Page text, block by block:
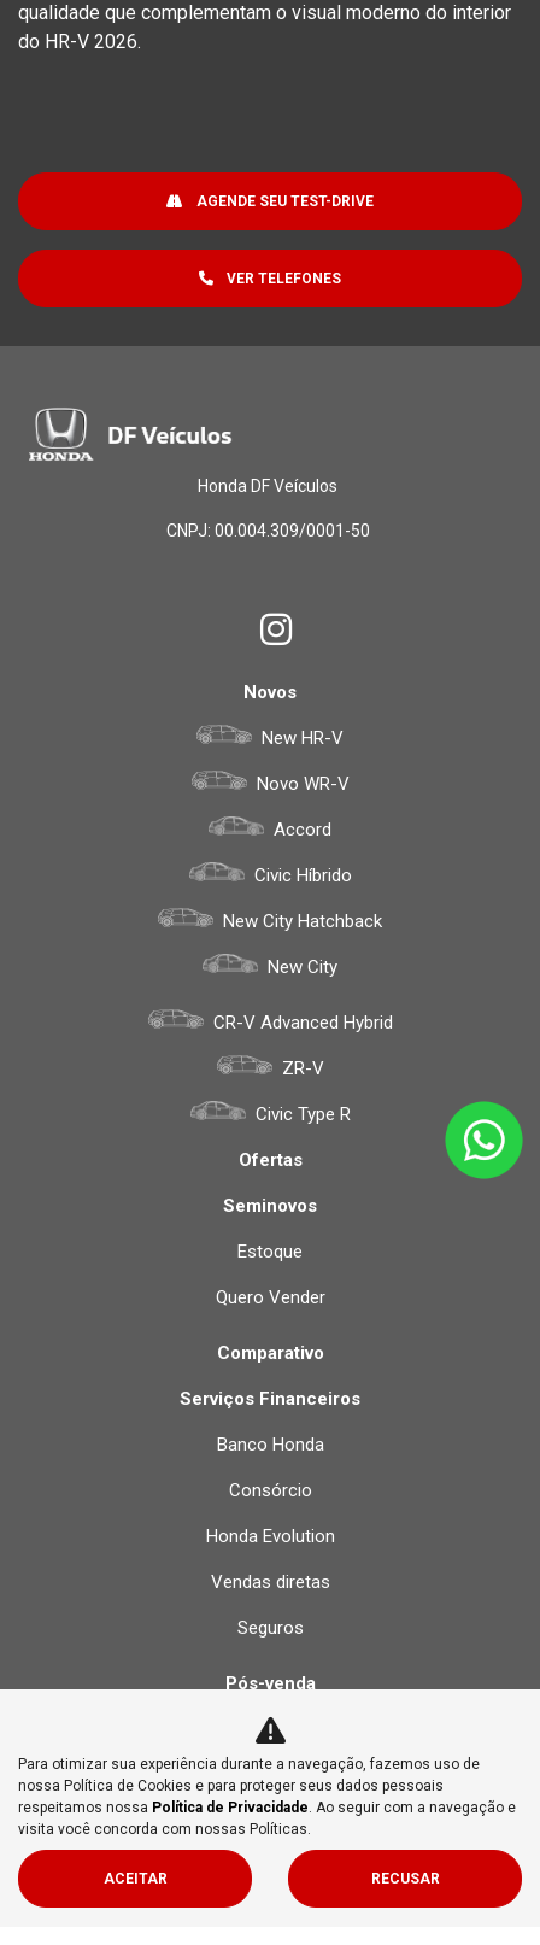
qualidade que complementam o visual moderno do interior
do HR-V 2026.
VER TELEFONES
AGENDE SEU TEST-DRIVE
Honda DF Veículos
CNPJ: 00.004.309/0001-50
Novos
New HR-V
Novo WR-V
Accord
Civic Híbrido
New City Hatchback
New City
CR-V Advanced Hybrid
ZR-V
Civic Type R
Ofertas
Seminovos
Estoque
Quero Vender
Comparativo
Serviços Financeiros
Banco Honda
Consórcio
Honda Evolution
Vendas diretas
Seguros
Pós-venda
Agendar revisão
Recall
Peças
Acessórios
Tabelas de Revisão
Para otimizar sua experiência durante a navegação, fazemos uso de
nossa Política de Cookies e para proteger seus dados pessoais
respeitamos nossa Política de Privacidade. Ao seguir com a navegação e
visita você concorda com nossas Políticas.
ACEITAR RECUSAR